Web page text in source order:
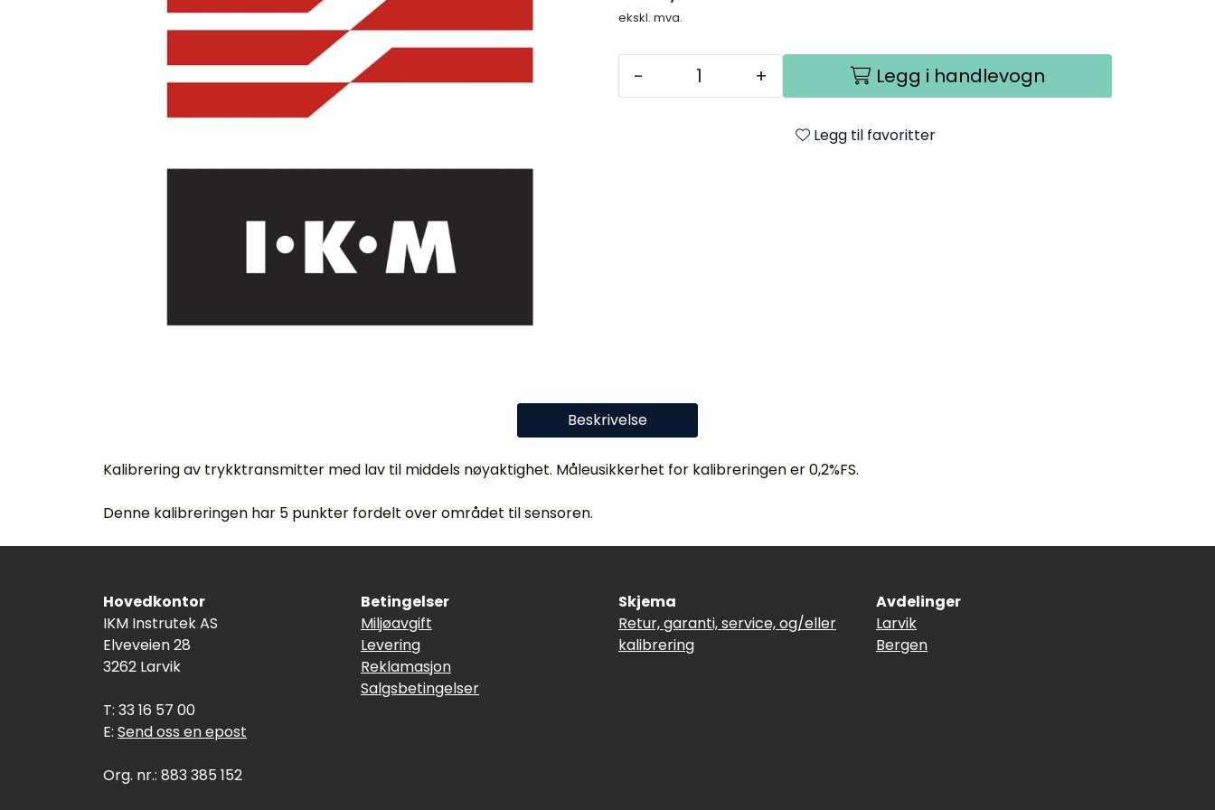
ekskl. mva.
- + Legg i handlevogn
Legg til favoritter
Beskrivelse
Kalibrering av trykktransmitter med lav til middels nøyaktighet. Måleusikkerhet for kalibreringen er 0,2%FS.
Denne kalibreringen har 5 punkter fordelt over området til sensoren.
Hovedkontor
IKM Instrutek AS
Elveveien 28
3262 Larvik
T: 33 16 57 00
E: Send oss en epost
Org. nr.: 883 385 152
Betingelser
Miljøavgift
Levering
Reklamasjon
Salgsbetingelser
Skjema
Retur, garanti, service, og/eller
kalibrering
Avdelinger
Larvik
Bergen